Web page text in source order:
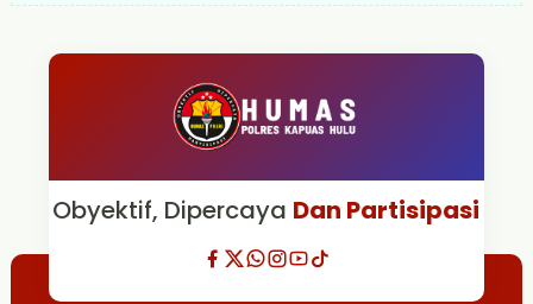
Obyektif, Dipercaya Dan Partisipasi